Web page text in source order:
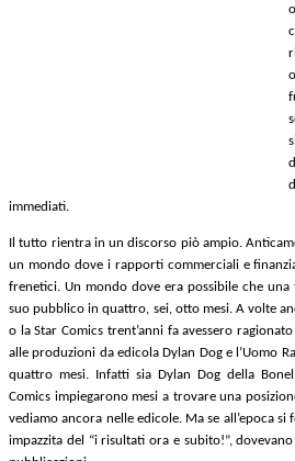
immediati.
Il tutto rientra in un discorso piò ampio.
un mondo dove i rapporti commerciali e
frenetici. Un mondo dove era possibile che una
suo pubblico in quattro, sei, otto mesi. A volte
o la Star Comics trent’anni fa avessero
alle produzioni da edicola Dylan Dog e l’Uomo
quattro mesi. Infatti sia Dylan Dog della
Comics impiegarono mesi a trovare una
vediamo ancora nelle edicole. Ma se all’epoca
impazzita del “i risultati ora e subito!”,